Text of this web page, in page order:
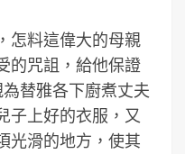
怎料這偉大的母親
的咒詛，給他保證
為替雅各下廚煮丈夫
子上好的衣服，又
光滑的地方，使其